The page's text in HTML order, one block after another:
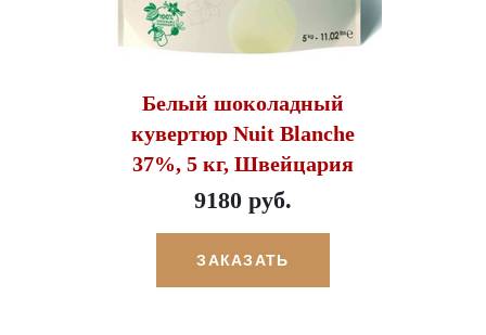
Белый шоколадный
кувертюр Nuit Blanche
37%, 5 кг, Швейцария
9180 руб.
ЗАКАЗАТЬ